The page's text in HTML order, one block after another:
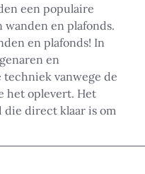
een populaire
en plafonds.
en plafonds! In
en
vanwege de
het oplevert. Het
die direct klaar is om